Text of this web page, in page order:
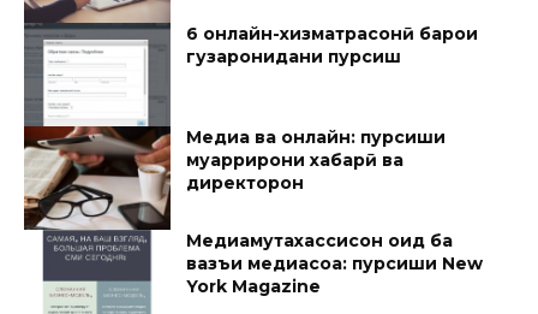
6 онлайн-хизматрасонӣ барои
гузаронидани пурсиш
Медиа ва онлайн: пурсиши
муҳаррирони хабарӣ ва
директорон
Медиамутахассисон оид ба
вазъи медиасоҳа: пурсиши New
York Magazine